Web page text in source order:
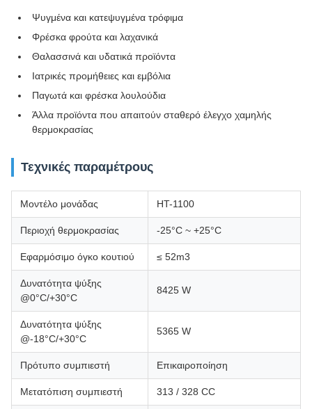
Ψυγμένα και κατεψυγμένα τρόφιμα
Φρέσκα φρούτα και λαχανικά
Θαλασσινά και υδατικά προϊόντα
Ιατρικές προμήθειες και εμβόλια
Παγωτά και φρέσκα λουλούδια
Άλλα προϊόντα που απαιτούν σταθερό έλεγχο χαμηλής
θερμοκρασίας
Τεχνικές παραμέτρους
Μοντέλο μονάδας HT-1100
Περιοχή θερμοκρασίας -25°C ~ +25°C
Εφαρμόσιμο όγκο κουτιού ≤ 52m3
Δυνατότητα ψύξης
@0°C/+30°C
8425 W
Δυνατότητα ψύξης
@-18°C/+30°C
5365 W
Πρότυπο συμπιεστή Επικαιροποίηση
Μετατόπιση συμπιεστή 313 / 328 CC